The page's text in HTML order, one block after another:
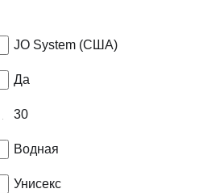
натрий-
ниже 5С и не выше 25С.
JO Products, США.
JO System (США)
Да
30
Водная
Унисекс